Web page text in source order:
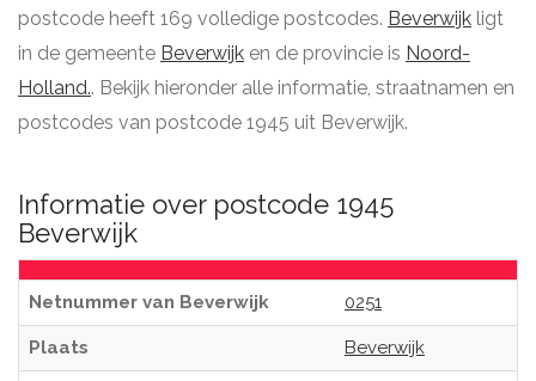
postcode heeft 169 volledige postcodes. Beverwijk ligt
in de gemeente Beverwijk en de provincie is Noord-
Holland.. Bekijk hieronder alle informatie, straatnamen en
postcodes van postcode 1945 uit Beverwijk.
Informatie over postcode 1945
Beverwijk
Netnummer van Beverwijk 0251
Plaats Beverwijk